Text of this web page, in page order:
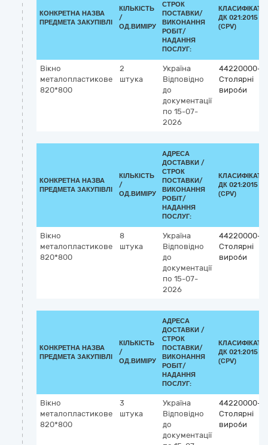
КОНКРЕТНА НАЗВА
ПРЕДМЕТА ЗАКУПІВЛІ
КІЛЬКІСТЬ
/
ОД.ВИМІРУ
СТРОК
ПОСТАВКИ/
ВИКОНАННЯ
РОБІТ/
НАДАННЯ
ПОСЛУГ:
ДК 021:2015
(CPV)
Вікно
металопластикове
820*800
2
штука
Україна
Відповідно
до
документації
по 15-07-
2026
44220000-8
Столярні
вироби
КОНКРЕТНА НАЗВА
ПРЕДМЕТА ЗАКУПІВЛІ
КІЛЬКІСТЬ
/
ОД.ВИМІРУ
АДРЕСА
ДОСТАВКИ /
СТРОК
ПОСТАВКИ/
ВИКОНАННЯ
РОБІТ/
НАДАННЯ
ПОСЛУГ:
ДК 021:2015
(CPV)
Вікно
металопластикове
820*800
8
штука
Україна
Відповідно
до
документації
по 15-07-
2026
44220000-8
Столярні
вироби
КОНКРЕТНА НАЗВА
ПРЕДМЕТА ЗАКУПІВЛІ
КІЛЬКІСТЬ
/
ОД.ВИМІРУ
АДРЕСА
ДОСТАВКИ /
СТРОК
ПОСТАВКИ/
ВИКОНАННЯ
РОБІТ/
НАДАННЯ
ПОСЛУГ:
ДК 021:2015
(CPV)
Вікно
металопластикове
820*800
3
штука
Україна
Відповідно
до
документації
44220000-8
Столярні
вироби